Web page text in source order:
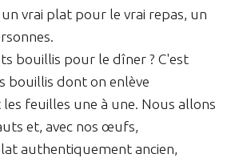
vrai plat pour le vrai repas, un
bouillis pour le dîner ? C'est
bouillis dont on enlève
feuilles une à une. Nous allons
et, avec nos œufs,
authentiquement ancien,